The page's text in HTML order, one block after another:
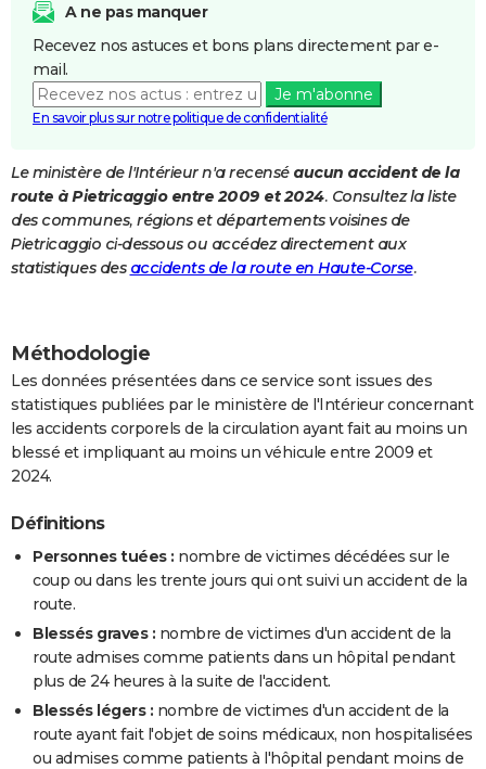
Destinations
City break
Voyage nature
Voyage de noces
Forum
Climat
PHOTO
GUIDES D'ACHAT
BONS PLANS
Carte de Noël
Carte Bonne année
Carte Saint-Valentin
Carte Pâques
Carte d'anniversaire
DICTIONNAIRE
Dictionnaire
Biographies
Citations
Expressions
Proverbes
PROGRAMME TV
FORUM
Bricolage
Television
A ne pas manquer
Recevez nos astuces et bons plans directement par e-
mail.
Je m'abonne
En savoir plus sur notre politique de confidentialité
Le ministère de l'Intérieur n'a recensé aucun accident de la
route à Pietricaggio entre 2009 et 2024. Consultez la liste
des communes, régions et départements voisines de
Pietricaggio ci-dessous ou accédez directement aux
statistiques des accidents de la route en Haute-Corse.
Méthodologie
Les données présentées dans ce service sont issues des
statistiques publiées par le ministère de l'Intérieur concernant
les accidents corporels de la circulation ayant fait au moins un
blessé et impliquant au moins un véhicule entre 2009 et
2024.
Définitions
Personnes tuées : nombre de victimes décédées sur le
coup ou dans les trente jours qui ont suivi un accident de la
route.
Blessés graves : nombre de victimes d'un accident de la
route admises comme patients dans un hôpital pendant
plus de 24 heures à la suite de l'accident.
Blessés légers : nombre de victimes d'un accident de la
route ayant fait l'objet de soins médicaux, non hospitalisées
ou admises comme patients à l'hôpital pendant moins de